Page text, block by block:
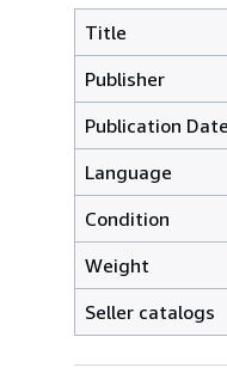
Title
Publisher
Publication Date
Language
Condition
Weight
Seller catalogs